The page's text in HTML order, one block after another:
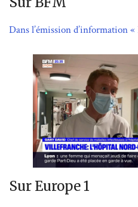
Dans l’émission d’information
Sur Europe 1